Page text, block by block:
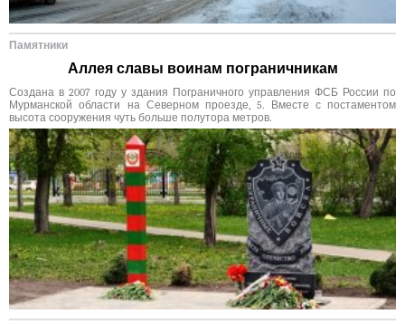
Памятники
Аллея славы воинам пограничникам
Создана в 2007 году у здания Пограничного управления ФСБ России по
Мурманской области на Северном проезде, 5. Вместе с постаментом
высота сооружения чуть больше полутора метров.